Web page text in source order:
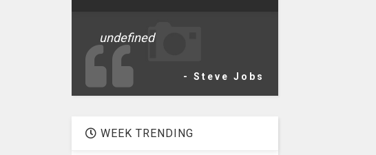
undefined
- Steve Jobs
WEEK TRENDING